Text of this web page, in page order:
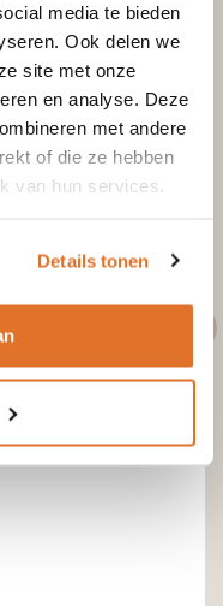
media te bieden
Ook delen we
site met onze
en analyse. Deze
met andere
of die ze hebben
van hun services.
Details tonen
€105,50